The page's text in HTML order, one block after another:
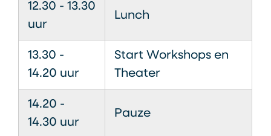
12.30 - 13.30
uur
Lunch
13.30 -
14.20 uur
Start Workshops en
Theater
14.20 -
14.30 uur
Pauze